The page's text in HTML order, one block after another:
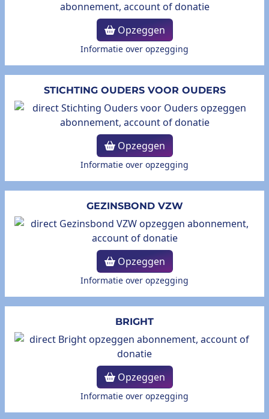
Opzeggen
Informatie over opzegging
STICHTING OUDERS VOOR OUDERS
Opzeggen
Informatie over opzegging
GEZINSBOND VZW
Opzeggen
Informatie over opzegging
BRIGHT
Opzeggen
Informatie over opzegging